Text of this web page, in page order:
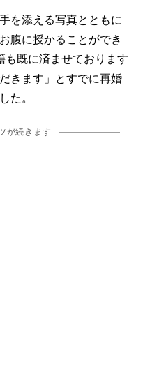
を添える写真とともに
腹に授かることができ
も既に済ませております
きます」とすでに再婚
た。
が続きます